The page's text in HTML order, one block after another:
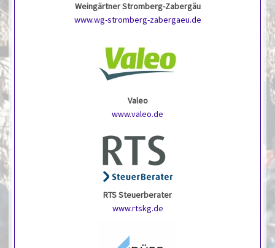
Weingärtner Stromberg-Zabergäu
www.wg-stromberg-zabergaeu.de
Valeo
www.valeo.de
RTS Steuerberater
www.rtskg.de